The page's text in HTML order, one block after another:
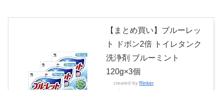
【まとめ買い】ブルーレッ
ト ドボン2倍 トイレタンク
洗浄剤 ブルーミント
120g×3個
created by Rinker